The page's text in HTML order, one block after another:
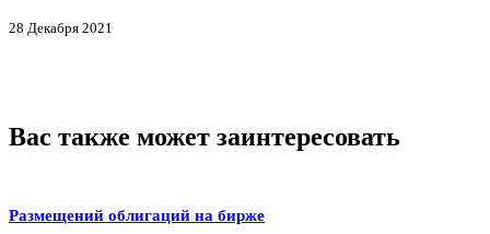
28 Декабря 2021
Вас также может заинтересовать
Размещений облигаций на бирже